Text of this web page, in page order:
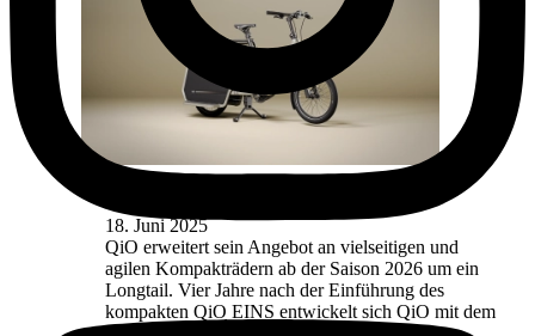
Vielseitig - praktisch – long
18. Juni 2025
QiO erweitert sein Angebot an vielseitigen und
agilen Kompakträdern ab der Saison 2026 um ein
Longtail. Vier Jahre nach der Einführung des
kompakten QiO EINS entwickelt sich QiO mit dem